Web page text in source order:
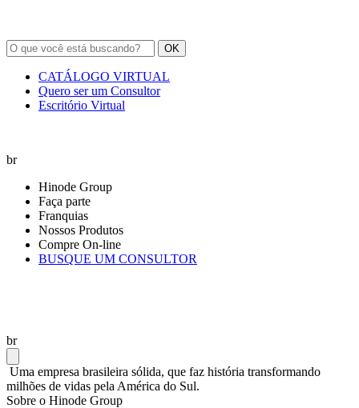
OK
CATÁLOGO VIRTUAL
Quero ser um Consultor
Escritório Virtual
br
Hinode Group
Faça parte
Franquias
Nossos Produtos
Compre On-line
BUSQUE UM CONSULTOR
br
Uma empresa brasileira sólida, que faz história transformando
milhões de vidas pela América do Sul.
Sobre o Hinode Group